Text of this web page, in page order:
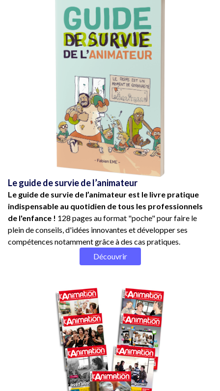
Le guide de survie de l’animateur
Le guide de survie de l’animateur est le livre pratique
indispensable au quotidien de tous les professionnels
de l'enfance ! 128 pages au format "poche" pour faire le
plein de conseils, d'idées innovantes et développer ses
compétences notamment grâce à des cas pratiques.
Découvrir